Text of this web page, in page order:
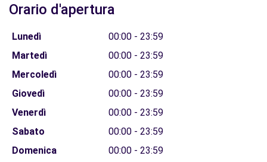
Orario d'apertura
Lunedì
00:00 - 23:59
Martedì
00:00 - 23:59
Mercoledì
00:00 - 23:59
Giovedì
00:00 - 23:59
Venerdì
00:00 - 23:59
Sabato
00:00 - 23:59
Domenica
00:00 - 23:59